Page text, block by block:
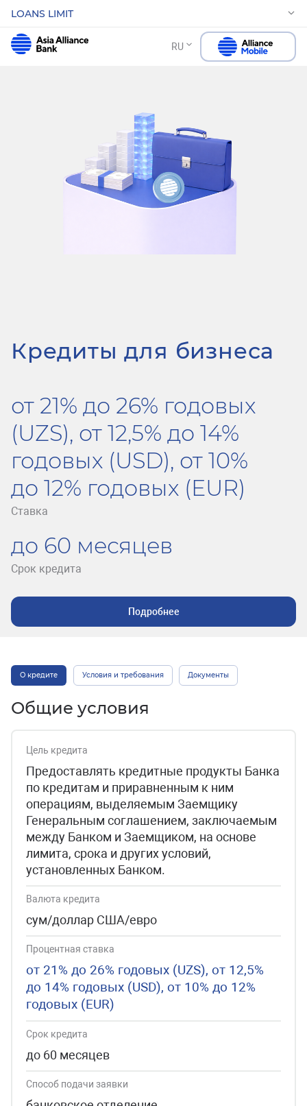
LOANS LIMIT
RU
Кредиты для бизнеса
от 21% до 26% годовых
(UZS), от 12,5% до 14%
годовых (USD), от 10%
до 12% годовых (EUR)
Ставка
до 60 месяцев
Срок кредита
Подробнее
О кредите Условия и требования Документы
Общие условия
Цель кредита
Предоставлять кредитные продукты Банка
по кредитам и приравненным к ним
операциям, выделяемым Заемщику
Генеральным соглашением, заключаемым
между Банком и Заемщиком, на основе
лимита, срока и других условий,
установленных Банком.
Валюта кредита
сум/доллар США/евро
Процентная ставка
от 21% до 26% годовых (UZS), от 12,5%
до 14% годовых (USD), от 10% до 12%
годовых (EUR)
Срок кредита
до 60 месяцев
Способ подачи заявки